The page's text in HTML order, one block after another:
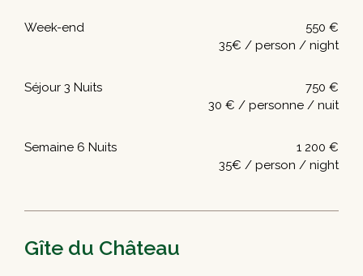
Week-end
550 €
35€ / person / night
Séjour 3 Nuits
750 €
30 € / personne / nuit
Semaine 6 Nuits
1 200 €
35€ / person / night
Gîte du Château